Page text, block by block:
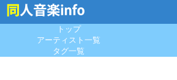
トップ
アーティスト一覧
タグ一覧